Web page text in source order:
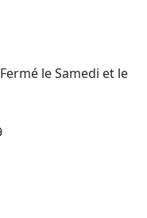
le Samedi et le